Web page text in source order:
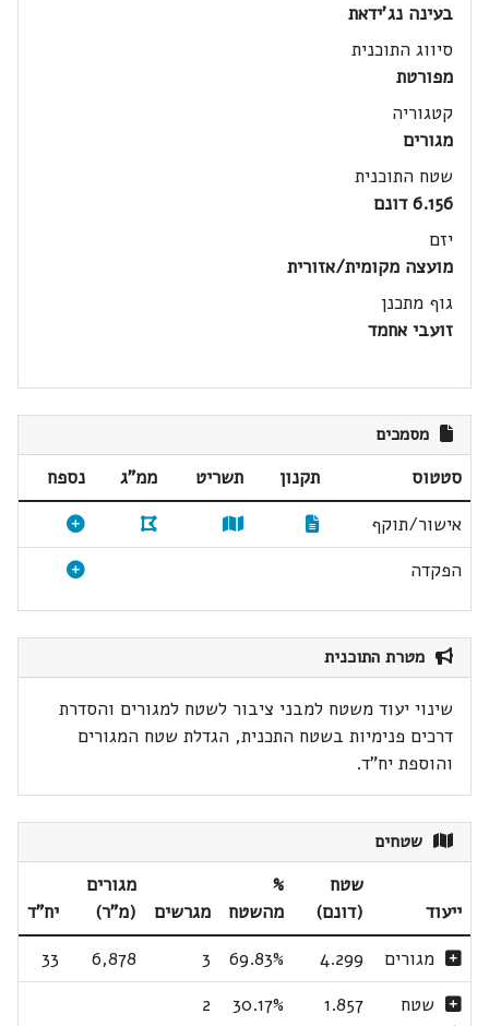
בעינה נג'ידאת
סיווג התוכנית
מפורטת
קטגוריה
מגורים
שטח התוכנית
6.156 דונם
יזם
מועצה מקומית/אזורית
גוף מתכנן
זועבי אחמד
מסמכים
סטטוס תקנון תשריט ממ"ג
נספח
אישור/תוקף
הפקדה
מטרת התוכנית
שינוי יעוד משטח למבני ציבור לשטח למגורים והסדרת
דרכים פנימיות בשטח התכנית, הגדלת שטח המגורים
והוספת יח"ד.
שטחים
ייעוד
שטח
(דונם)
%
מהשטח
מגרשים
מגורים
(מ"ר)
יח"ד
מגורים
4.299
69.83%
3
6,878
33
שטח
1.857
30.17%
2